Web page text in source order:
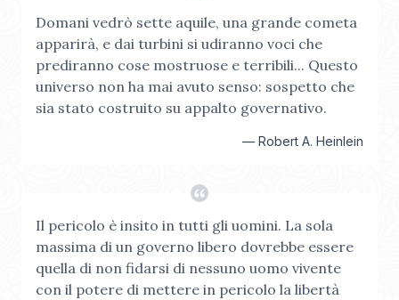
Domani vedrò sette aquile, una grande cometa
apparirà, e dai turbini si udiranno voci che
prediranno cose mostruose e terribili... Questo
universo non ha mai avuto senso: sospetto che
sia stato costruito su appalto governativo.
— Robert A. Heinlein
Il pericolo è insito in tutti gli uomini. La sola
massima di un governo libero dovrebbe essere
quella di non fidarsi di nessuno uomo vivente
con il potere di mettere in pericolo la libertà